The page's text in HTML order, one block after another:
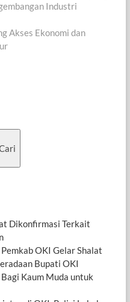
Industri
Akses Ekonomi dan
Dikonfirmasi Terkait
OKI Gelar Shalat
Bupati OKI
Kaum Muda untuk